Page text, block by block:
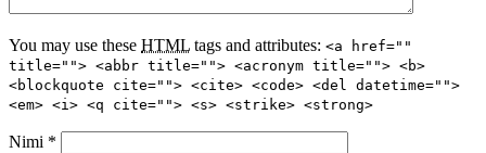
You may use these HTML tags and attributes: <a href=""
title=""> <abbr title=""> <acronym title=""> <b>
<blockquote cite=""> <cite> <code> <del datetime="">
<em> <i> <q cite=""> <s> <strike> <strong>
Nimi *